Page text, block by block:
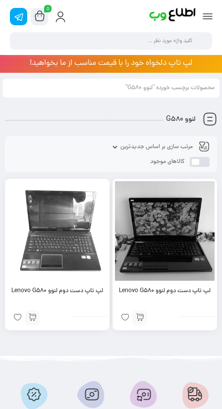
0
لپ تاپ دلخواه خود را با قیمت مناسب از ما بخواهید!
محصولات برچسب خورده “لنوو G580”
لنوو G580
کالاهای موجود
لپ تاپ دست دوم لنوو Lenovo G580 لپ تاپ دست دوم لنوو Lenovo G580